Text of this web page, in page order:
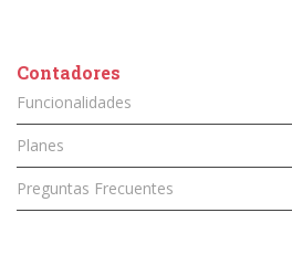
Contadores
Funcionalidades
Planes
Preguntas Frecuentes